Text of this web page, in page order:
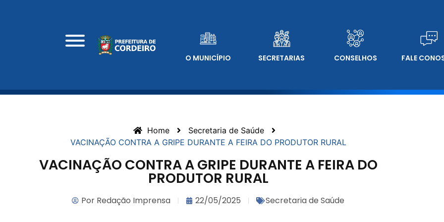
O MUNICÍPIO SECRETARIAS CONSELHOS FALE
Home
Secretaria de Saúde
VACINAÇÃO CONTRA A GRIPE DURANTE A FEIRA DO PRODUTOR RURAL
VACINAÇÃO CONTRA A GRIPE DURANTE A FEIRA DO
PRODUTOR RURAL
Por Redação Imprensa 22/05/2025 Secretaria de Saúde